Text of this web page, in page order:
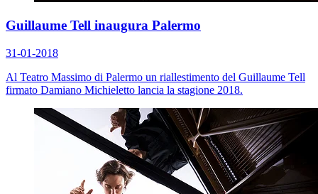
Guillaume Tell inaugura Palermo
31-01-2018
Al Teatro Massimo di Palermo un riallestimento del Guillaume Tell
firmato Damiano Michieletto lancia la stagione 2018.